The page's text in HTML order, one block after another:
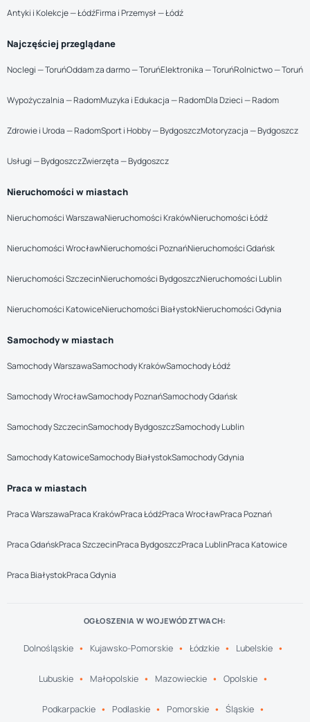
Antyki i Kolekcje — ŁódźFirma i Przemysł — Łódź
Najczęściej przeglądane
Noclegi — ToruńOddam za darmo — ToruńElektronika — ToruńRolnictwo — Toruń
Wypożyczalnia — RadomMuzyka i Edukacja — RadomDla Dzieci — Radom
Zdrowie i Uroda — RadomSport i Hobby — BydgoszczMotoryzacja — Bydgoszcz
Usługi — BydgoszczZwierzęta — Bydgoszcz
Nieruchomości w miastach
Nieruchomości WarszawaNieruchomości KrakówNieruchomości Łódź
Nieruchomości WrocławNieruchomości PoznańNieruchomości Gdańsk
Nieruchomości SzczecinNieruchomości BydgoszczNieruchomości Lublin
Nieruchomości KatowiceNieruchomości BiałystokNieruchomości Gdynia
Samochody w miastach
Samochody WarszawaSamochody KrakówSamochody Łódź
Samochody WrocławSamochody PoznańSamochody Gdańsk
Samochody SzczecinSamochody BydgoszczSamochody Lublin
Samochody KatowiceSamochody BiałystokSamochody Gdynia
Praca w miastach
Praca WarszawaPraca KrakówPraca ŁódźPraca WrocławPraca Poznań
Praca GdańskPraca SzczecinPraca BydgoszczPraca LublinPraca Katowice
Praca BiałystokPraca Gdynia
OGŁOSZENIA W WOJEWÓDZTWACH:
Dolnośląskie Kujawsko-Pomorskie Łódzkie Lubelskie
Lubuskie Małopolskie Mazowieckie Opolskie
Podkarpackie Podlaskie Pomorskie Śląskie